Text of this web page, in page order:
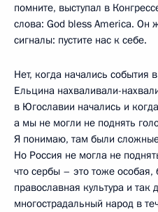
помните, выступал в
слова: God bless America. Он
сигналы: пустите нас к себе.
Нет, когда начались
Ельцина нахваливали-
в Югославии начались и
а мы не могли не поднять
Я понимаю, там были
Но Россия не могла не
что сербы – это тоже
православная культура и так
многострадальный народ в